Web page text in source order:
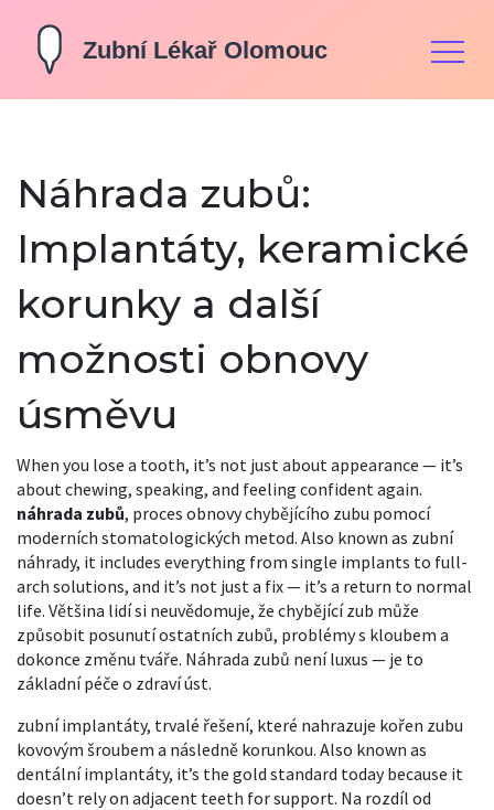
Náhrada zubů:
Implantáty, keramické
korunky a další
možnosti obnovy
úsměvu
When you lose a tooth, it’s not just about appearance — it’s
about chewing, speaking, and feeling confident again.
náhrada zubů, proces obnovy chybějícího zubu pomocí
moderních stomatologických metod. Also known as zubní
náhrady, it includes everything from single implants to full-
arch solutions, and it’s not just a fix — it’s a return to normal
life. Většina lidí si neuvědomuje, že chybějící zub může
způsobit posunutí ostatních zubů, problémy s kloubem a
dokonce změnu tváře. Náhrada zubů není luxus — je to
základní péče o zdraví úst.
zubní implantáty, trvalé řešení, které nahrazuje kořen zubu
kovovým šroubem a následně korunkou. Also known as
dentální implantáty, it’s the gold standard today because it
doesn’t rely on adjacent teeth for support. Na rozdíl od